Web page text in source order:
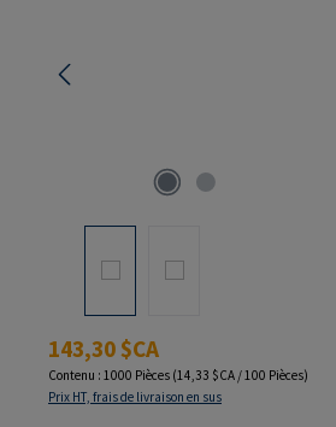
Prix régulier :
143,30 $CA
Contenu : 1000 Pièces (14,33 $CA / 100 Pièces)
Prix HT, frais de livraison en sus